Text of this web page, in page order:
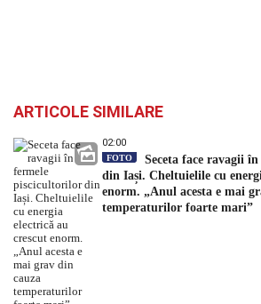
ARTICOLE SIMILARE
02:00
FOTO
Seceta face ravagii
din Iași. Cheltuielile cu
enorm. „Anul acesta e mai
temperaturilor foarte mari”